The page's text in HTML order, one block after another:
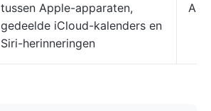
tussen Apple-apparaten,
gedeelde iCloud-kalenders en
Siri-herinneringen